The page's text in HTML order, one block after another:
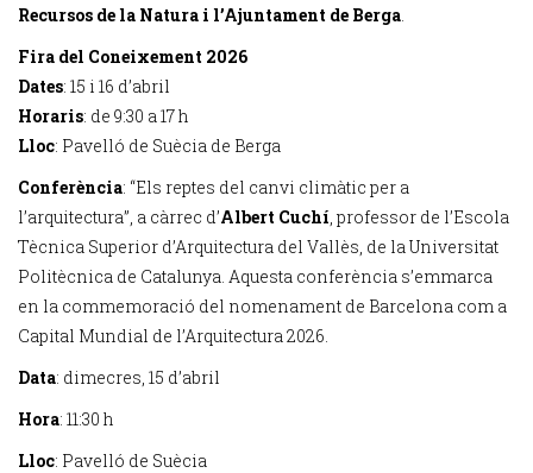
Recursos de la Natura i l’Ajuntament de Berga.
Fira del Coneixement 2026
Dates: 15 i 16 d’abril
Horaris: de 9:30 a 17 h
Lloc: Pavelló de Suècia de Berga
Conferència: “Els reptes del canvi climàtic per a
l’arquitectura”, a càrrec d’Albert Cuchí, professor de l’Escola
Tècnica Superior d’Arquitectura del Vallès, de la Universitat
Politècnica de Catalunya. Aquesta conferència s’emmarca
en la commemoració del nomenament de Barcelona com a
Capital Mundial de l’Arquitectura 2026.
Data: dimecres, 15 d’abril
Hora: 11:30 h
Lloc: Pavelló de Suècia